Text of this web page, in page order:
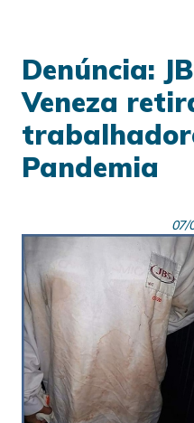
Denúncia:
Veneza
Pandemia
07/